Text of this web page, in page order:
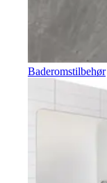
Baderomstilbehør